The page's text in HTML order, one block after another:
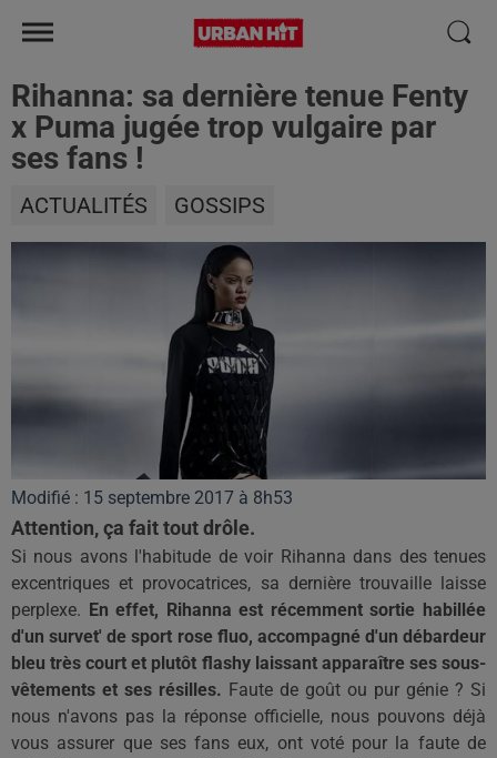
Rihanna: sa dernière tenue Fenty
x Puma jugée trop vulgaire par
ses fans !
ACTUALITÉS GOSSIPS
Modifié : 15 septembre 2017 à 8h53
Attention, ça fait tout drôle.
Si nous avons l'habitude de voir Rihanna dans des tenues
excentriques et provocatrices, sa dernière trouvaille laisse
perplexe. En effet, Rihanna est récemment sortie habillée
d'unsurvet' de sport rose fluo, accompagné d'un débardeur
bleu très court et plutôt flashy laissant apparaître ses sous-
vêtements et ses résilles. Faute de goût ou pur génie ? Si
nous n'avons pas la réponse officielle, nous pouvons déjà
vous assurer que ses fans eux, ont voté pour la faute de